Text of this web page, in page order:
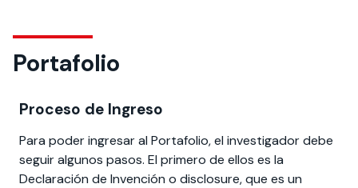
Portafolio
Proceso de Ingreso
Para poder ingresar al Portafolio, el investigador debe
seguir algunos pasos. El primero de ellos es la
Declaración de Invención o disclosure, que es un